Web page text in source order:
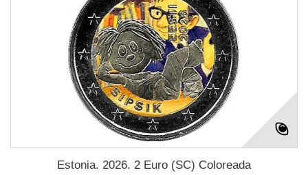
Estonia. 2026. 2 Euro (SC) Coloreada